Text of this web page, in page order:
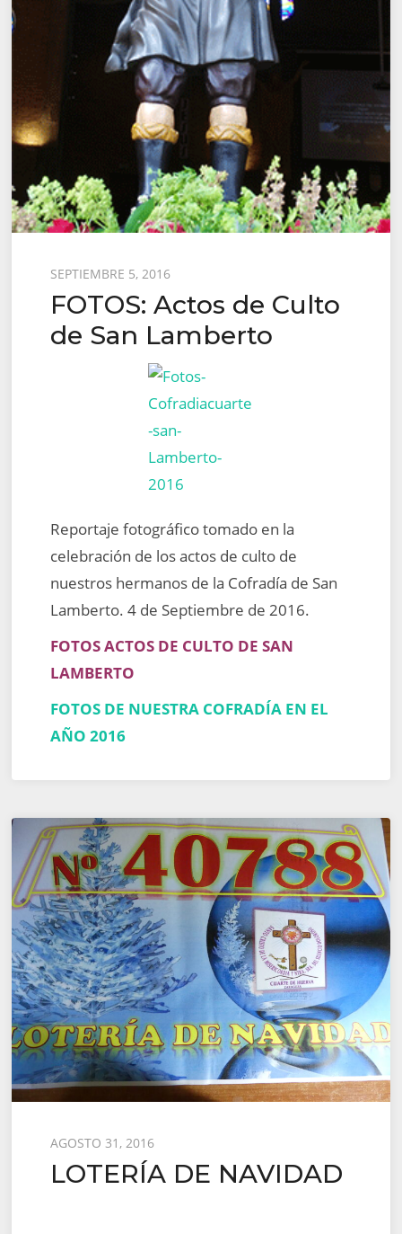
Posted
on
SEPTIEMBRE 5, 2016
FOTOS: Actos de Culto
de San Lamberto
Reportaje fotográfico tomado en la
celebración de los actos de culto de
nuestros hermanos de la Cofradía de San
Lamberto. 4 de Septiembre de 2016.
FOTOS ACTOS DE CULTO DE SAN
LAMBERTO
FOTOS DE NUESTRA COFRADÍA EN EL
AÑO 2016
Posted
on
AGOSTO 31, 2016
LOTERÍA DE NAVIDAD